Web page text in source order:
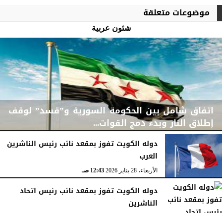
موضوعات متعلقة
شئون عربية
اتفاق شامل بين الحكومة السورية و”قسد” لوقف
إطلاق النار وبدء دمج القوات...
الجمعة، 30 يناير 2026 06:08 مـ
دوله الكويت تفوز بمقعد نائب رئيس الناشرين
العرب
الأربعاء، 28 يناير 2026 12:43 صـ
دوله الكويت تفوز بمقعد نائب رئيس اتحاد
الناشرين